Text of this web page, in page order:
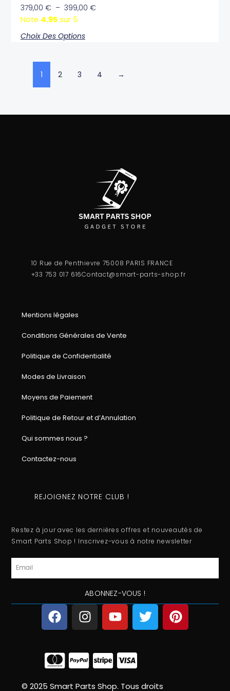
379,00 € – 399,00 €
Note 4.95sur 5
Choix Des Options
1 2 3 4 →
10 Rue de Penthievre 75008 PARIS FRANCE
+33 753 017 616Contact@smart-parts-shop.fr
Mentions légales
Conditions Générales de Vente
Politique de Confidentialité
Modes de Livraison
Moyens de Paiement
Politique de Retour et d’Annulation
Qui sommes nous ?
Contactez-nous
REJOIGNEZ NOTRE CLUB !
Restez à jour avec les dernières offres et nouveautés de
Smart Parts Shop ! Inscrivez-vous à notre newsletter
Email
ABONNEZ-VOUS !
F
a
c
e
b
o
o
I
n
s
t
a
g
r
Y
o
u
t
u
b
e
T
w
i
r
P
i
n
© 2025 Smart Parts Shop. Tous droits